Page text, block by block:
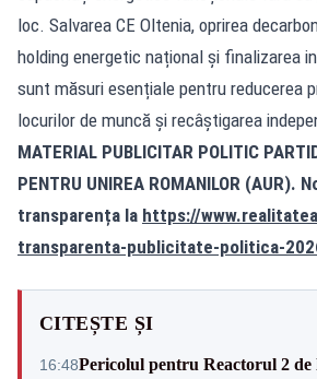
loc. Salvarea CE Oltenia, oprirea
holding energetic național și finalizarea
sunt măsuri esențiale pentru reducerea
locurilor de muncă și recâștigarea
MATERIAL PUBLICITAR POLITIC
PENTRU UNIREA ROMANILOR (AUR).
transparența la https://
transparenta-publicitate-politica-
CITEȘTE ȘI
16:48Pericolul pentru Reactorul 2 de